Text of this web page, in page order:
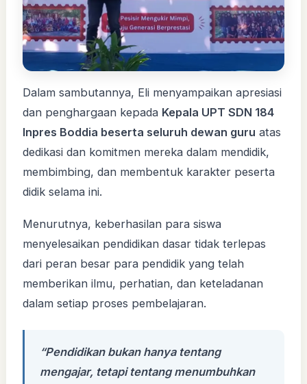
Dalam sambutannya, Eli menyampaikan apresiasi
dan penghargaan kepada Kepala UPT SDN 184
Inpres Boddia beserta seluruh dewan guru atas
dedikasi dan komitmen mereka dalam mendidik,
membimbing, dan membentuk karakter peserta
didik selama ini.
Menurutnya, keberhasilan para siswa
menyelesaikan pendidikan dasar tidak terlepas
dari peran besar para pendidik yang telah
memberikan ilmu, perhatian, dan keteladanan
dalam setiap proses pembelajaran.
“Pendidikan bukan hanya tentang
mengajar, tetapi tentang menumbuhkan